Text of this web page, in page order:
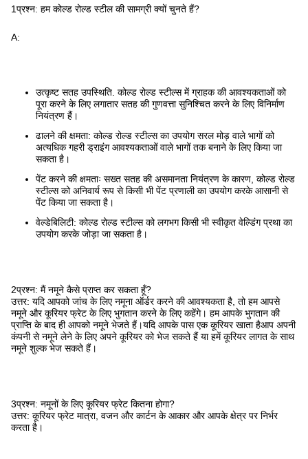
1प्रश्न: हम कोल्ड रोल्ड स्टील की सामग्री क्यों चुनते हैं?
A:
उत्कृष्ट सतह उपस्थिति. कोल्ड रोल्ड स्टील्स में ग्राहक की आवश्यकताओं को
पूरा करने के लिए लगातार सतह की गुणवत्ता सुनिश्चित करने के लिए विनिर्माण
नियंत्रण हैं।
ढालने की क्षमता: कोल्ड रोल्ड स्टील्स का उपयोग सरल मोड़ वाले भागों को
अत्यधिक गहरी ड्राइंग आवश्यकताओं वाले भागों तक बनाने के लिए किया जा
सकता है।
पेंट करने की क्षमताः सख्त सतह की असमानता नियंत्रण के कारण, कोल्ड रोल्ड
स्टील्स को अनिवार्य रूप से किसी भी पेंट प्रणाली का उपयोग करके आसानी से
पेंट किया जा सकता है।
वेल्डेबिलिटी: कोल्ड रोल्ड स्टील्स को लगभग किसी भी स्वीकृत वेल्डिंग प्रथा का
उपयोग करके जोड़ा जा सकता है।
2प्रश्न: मैं नमूने कैसे प्राप्त कर सकता हूँ?
उत्तर: यदि आपको जांच के लिए नमूना ऑर्डर करने की आवश्यकता है, तो हम आपसे
नमूने और कूरियर फ्रेट के लिए भुगतान करने के लिए कहेंगे। हम आपके भुगतान की
प्राप्ति के बाद ही आपको नमूने भेजते हैं।यदि आपके पास एक कूरियर खाता हैआप अपनी
कंपनी से नमूने लेने के लिए अपने कूरियर को भेज सकते हैं या हमें कूरियर लागत के साथ
नमूने शुल्क भेज सकते हैं।
3प्रश्न: नमूनों के लिए कूरियर फ्रेट कितना होगा?
उत्तर: कूरियर फ्रेट मात्रा, वजन और कार्टन के आकार और आपके क्षेत्र पर निर्भर
करता है।